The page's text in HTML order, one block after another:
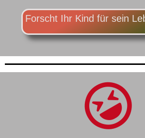
Forscht Ihr Kind für sein